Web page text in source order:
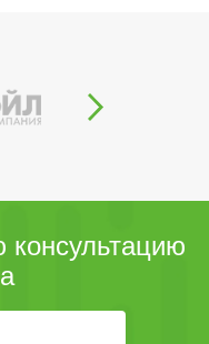
консультацию